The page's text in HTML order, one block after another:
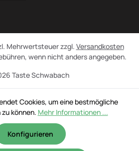
Taste Schwabach
Mehrwertsteuer zzgl. Versandkosten
wenn nicht anders angegeben.
Cookies, um eine bestmögliche
können. Mehr Informationen ...
Konfigurieren